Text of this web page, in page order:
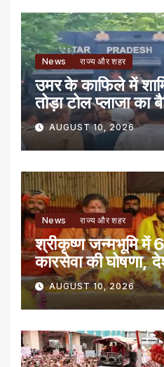
News राज्य और शहर
उमर के काफिले में
तोड़ा टोल प्लाजा का
AUGUST 10, 2026
News राज्य और शहर
श्रीकृष्ण जन्मभूमि में
कारसेवा की
AUGUST 10, 2026